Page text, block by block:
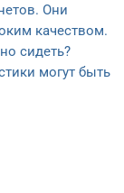
Они
качеством.
сидеть?
могут быть